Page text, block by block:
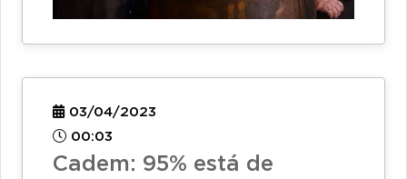
03/04/2023
00:03
Cadem: 95% está de